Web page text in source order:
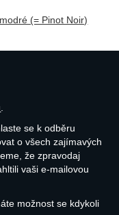
(= Pinot Noir)
se k odběru
o všech zajímavých
že zpravodaj
vaši e-mailovou
možnost se kdykoli